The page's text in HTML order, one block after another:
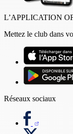
L’APPLICATION
Mettez le club dans
Réseaux sociaux